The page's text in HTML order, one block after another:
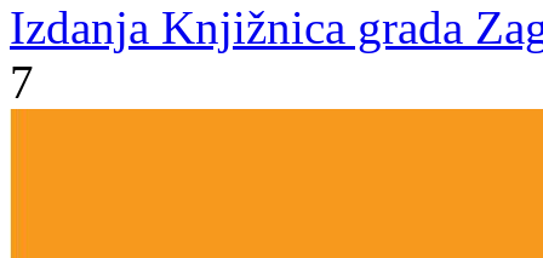
Izdanja Knjižnica grada
7